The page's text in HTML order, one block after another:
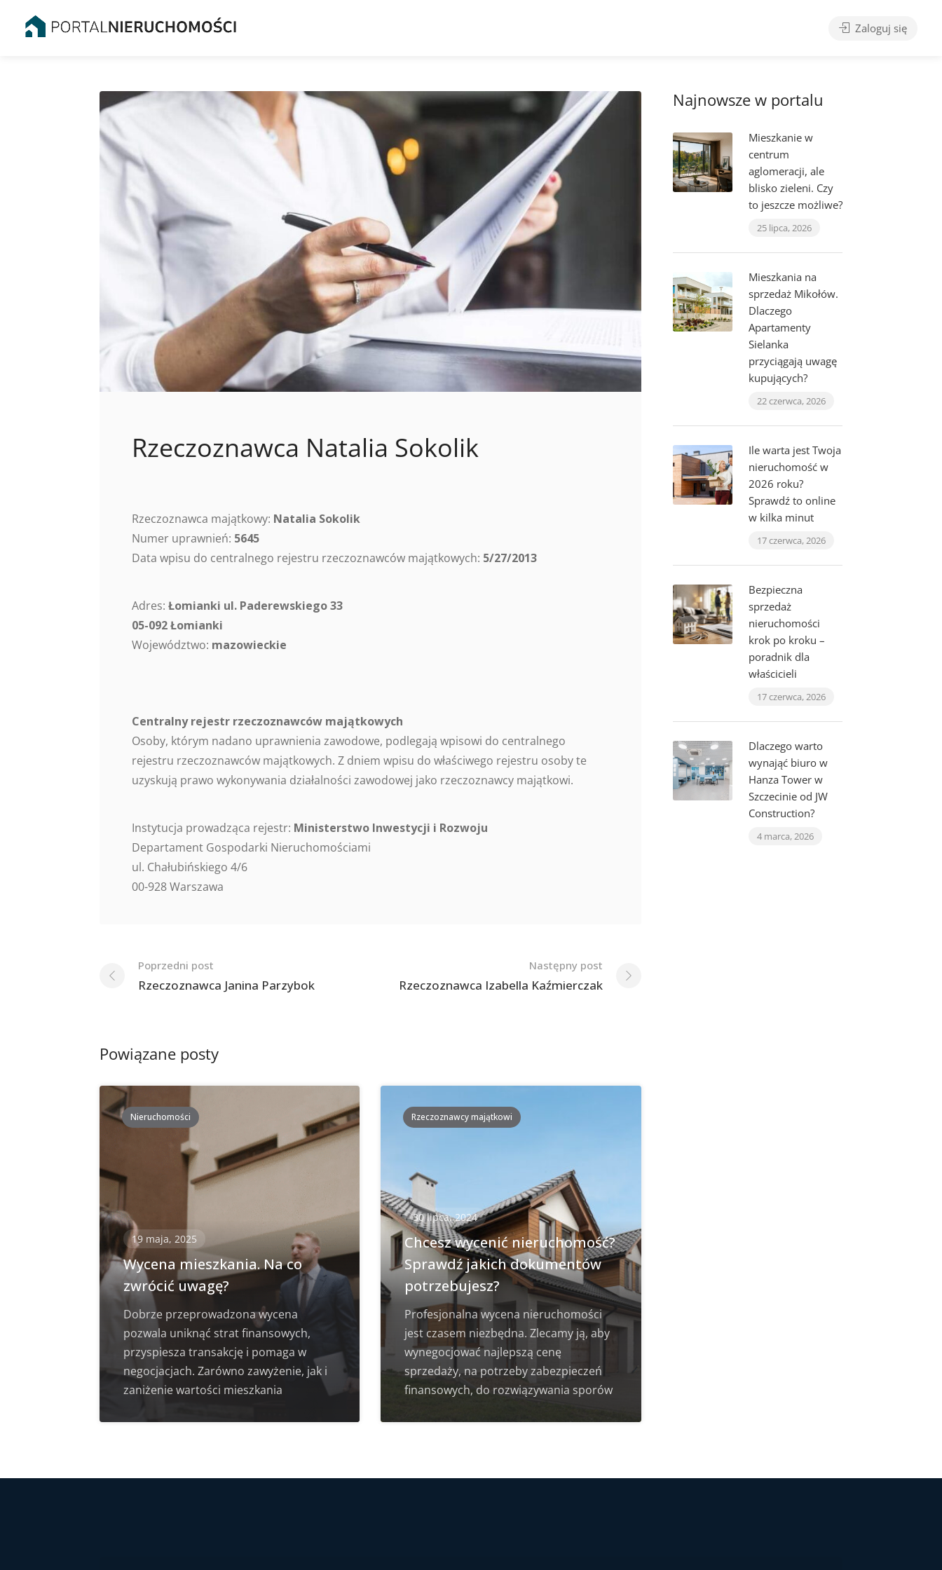
Zaloguj się
Rzeczoznawca Natalia Sokolik
Rzeczoznawca majątkowy: Natalia Sokolik
Numer uprawnień: 5645
Data wpisu do centralnego rejestru rzeczoznawców majątkowych: 5/27/2013
Adres: Łomianki ul. Paderewskiego 33
05-092 Łomianki
Województwo: mazowieckie
Centralny rejestr rzeczoznawców majątkowych
Osoby, którym nadano uprawnienia zawodowe, podlegają wpisowi do centralnego
rejestru rzeczoznawców majątkowych. Z dniem wpisu do właściwego rejestru osoby te
uzyskują prawo wykonywania działalności zawodowej jako rzeczoznawcy majątkowi.
Instytucja prowadząca rejestr: Ministerstwo Inwestycji i Rozwoju
Departament Gospodarki Nieruchomościami
ul. Chałubińskiego 4/6
00-928 Warszawa
Nawigacja
po
Poprzedni post
Rzeczoznawca Janina Parzybok
Następny post
Rzeczoznawca Izabella Kaźmierczak
Powiązane posty
Nieruchomości
19 maja, 2025
Wycena mieszkania. Na co
zwrócić uwagę?
Dobrze przeprowadzona wycena
pozwala uniknąć strat finansowych,
przyspiesza transakcję i pomaga w
negocjacjach. Zarówno zawyżenie, jak i
zaniżenie wartości mieszkania
Rzeczoznawcy majątkowi
30 lipca, 2024
Chcesz wycenić nieruchomość?
Sprawdź jakich dokumentów
potrzebujesz?
Profesjonalna wycena nieruchomości
jest czasem niezbędna. Zlecamy ją, aby
wynegocjować najlepszą cenę
sprzedaży, na potrzeby zabezpieczeń
finansowych, do rozwiązywania sporów
Najnowsze w portalu
Mieszkanie w
centrum
aglomeracji, ale
blisko zieleni. Czy
to jeszcze możliwe?
25 lipca, 2026
Mieszkania na
sprzedaż Mikołów.
Dlaczego
Apartamenty
Sielanka
przyciągają uwagę
kupujących?
22 czerwca, 2026
Ile warta jest Twoja
nieruchomość w
2026 roku?
Sprawdź to online
w kilka minut
17 czerwca, 2026
Bezpieczna
sprzedaż
nieruchomości
krok po kroku –
poradnik dla
właścicieli
17 czerwca, 2026
Dlaczego warto
wynająć biuro w
Hanza Tower w
Szczecinie od JW
Construction?
4 marca, 2026